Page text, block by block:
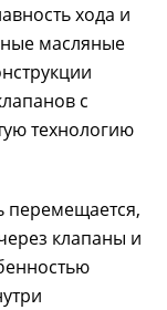
хода и
масляные
с
технологию
перемещается,
клапаны и